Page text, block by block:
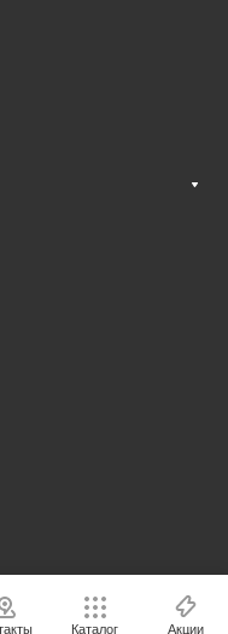
Каталог Акции